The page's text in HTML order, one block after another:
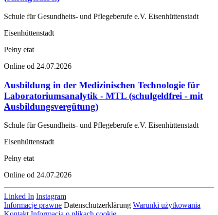
Schule für Gesundheits- und Pflegeberufe e.V. Eisenhüttenstadt
Eisenhüttenstadt
Pełny etat
Online od 24.07.2026
Ausbildung in der Medizinischen Technologie für
Laboratoriumsanalytik - MTL (schulgeldfrei - mit
Ausbildungsvergütung)
Schule für Gesundheits- und Pflegeberufe e.V. Eisenhüttenstadt
Eisenhüttenstadt
Pełny etat
Online od 24.07.2026
Linked In Instagram
Informacje prawne Datenschutzerklärung Warunki użytkowania